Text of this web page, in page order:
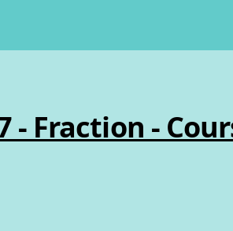
- Fraction -